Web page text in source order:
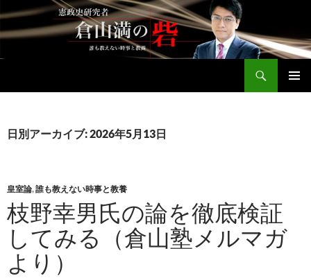
テ
ン
へ
ッ
日別アーカイブ: 2026年5月13日
皇室論,誰も教えない時事と教養
枝野幸男氏の論を徹底検証
してみる（倉山塾メルマガ
より）